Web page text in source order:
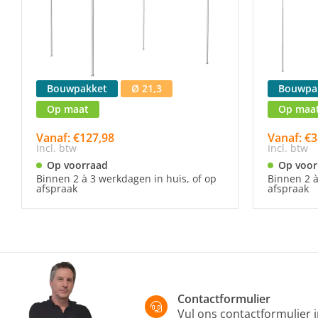
Bouwpakket
Ø 21,3
Op maat
Vanaf: €127,98
Incl. btw
Op voorraad
Binnen 2 à 3 werkdagen in huis, of op
afspraak
Op
Vanaf:
Incl. btw
Op
Binnen 2
afspraak
Contactformulier
Vul ons contactformulier